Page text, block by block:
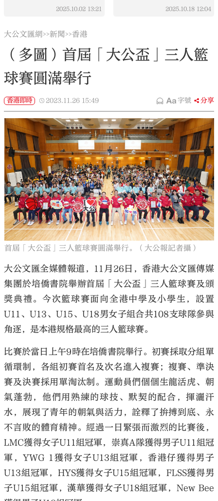
2025.10.02 13:21 2025.10.18 12:04
大公文匯網>>新聞>>香港
（多圖）首屆「大公盃」三人籃
球賽圓滿舉行
香港即時 2023.11.26 15:49 字號 分享
首屆「大公盃」三人籃球賽圓滿舉行。（大公報記者攝）
大公文匯全媒體報道，11月26日，香港大公文匯傳媒
集團於培僑書院舉辦首屆「大公盃」三人籃球賽及頒
獎典禮。今次籃球賽面向全港中學及小學生，設置
U11、U13、U15、U18男女子組合共108支球隊參與
角逐，是本港規格最高的三人籃球賽。
比賽於當日上午9時在培僑書院舉行。初賽採取分組單
循環制，各組初賽首名及次名進入複賽；複賽、準決
賽及決賽採用單淘汰制。運動員們個個生龍活虎、朝
氣蓬勃，他們用熟練的球技、默契的配合，揮灑汗
水，展現了青年的朝氣與活力，詮釋了拚搏到底、永
不言敗的體育精神。經過一日緊張而激烈的比賽後，
LMC獲得女子U11組冠軍，崇真A隊獲得男子U11組冠
軍，YWG 1獲得女子U13組冠軍，香港仔獲得男子
U13組冠軍，HYS獲得女子U15組冠軍，FLSS獲得男
子U15組冠軍，漢華獲得女子U18組冠軍，New Bee